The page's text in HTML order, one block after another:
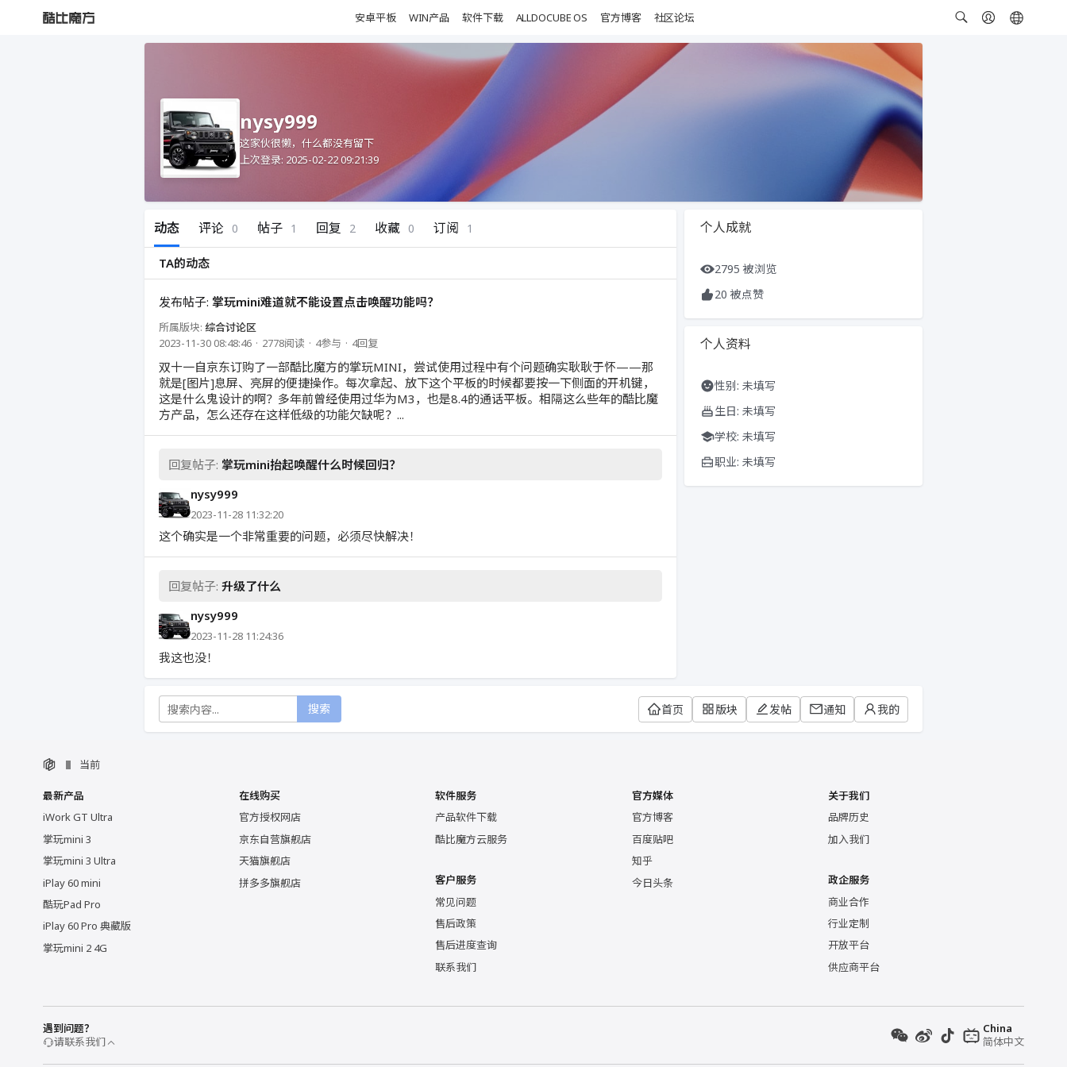
安卓平板 WIN产品 软件下载 ALLDOCUBE OS 官方博客 社区论坛
nysy999
这家伙很懒，什么都没有留下
上次登录: 2025-02-22 09:21:39
动态 评论 0 帖子 1 回复 2 收藏 0 订阅 1
TA的动态
发布帖子: 掌玩mini难道就不能设置点击唤醒功能吗？
所属版块: 综合讨论区
2023-11-30 08:48:46
2778阅读 4参与 4回复
双十一自京东订购了一部酷比魔方的掌玩MINI，尝试使用过程中有个问题确实耿耿于怀——那
就是[图片]息屏、亮屏的便捷操作。每次拿起、放下这个平板的时候都要按一下侧面的开机键，
这是什么鬼设计的啊？多年前曾经使用过华为M3，也是8.4的通话平板。相隔这么些年的酷比魔
方产品，怎么还存在这样低级的功能欠缺呢？...
回复帖子: 掌玩mini抬起唤醒什么时候回归？
nysy999
2023-11-28 11:32:20
这个确实是一个非常重要的问题，必须尽快解决！
回复帖子: 升级了什么
nysy999
2023-11-28 11:24:36
我这也没！
个人成就
2795 被浏览
20 被点赞
个人资料
性别: 未填写
生日: 未填写
学校: 未填写
职业: 未填写
搜索 首页 版块 发帖 通知 我的
当前
最新产品
iWork GT Ultra
掌玩mini 3
掌玩mini 3 Ultra
iPlay 60 mini
酷玩Pad Pro
iPlay 60 Pro 典藏版
掌玩mini 2 4G
在线购买
官方授权网店
京东自营旗舰店
天猫旗舰店
拼多多旗舰店
软件服务
产品软件下载
酷比魔方云服务
客户服务
常见问题
售后政策
售后进度查询
联系我们
官方媒体
官方博客
百度贴吧
知乎
今日头条
关于我们
品牌历史
加入我们
政企服务
商业合作
行业定制
开放平台
供应商平台
遇到问题？
请联系我们
China
简体中文